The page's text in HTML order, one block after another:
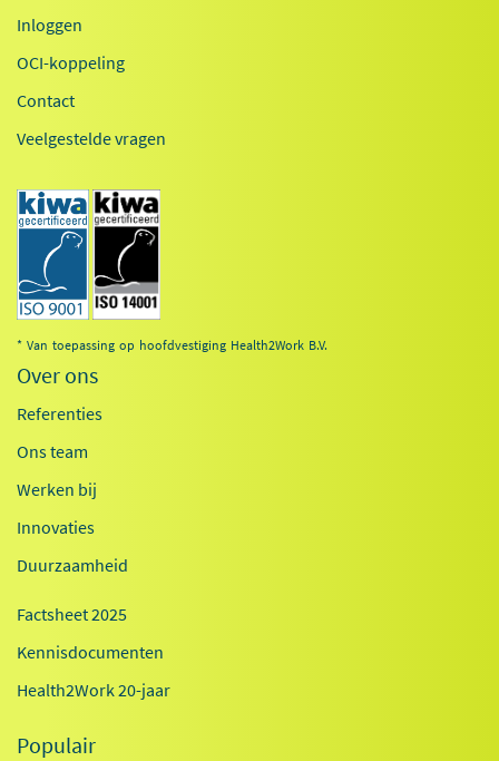
Inloggen
OCI-koppeling
Contact
Veelgestelde vragen
* Van toepassing op hoofdvestiging Health2Work B.V.
Over ons
Referenties
Ons team
Werken bij
Innovaties
Duurzaamheid
Factsheet 2025
Kennisdocumenten
Health2Work 20-jaar
Populair